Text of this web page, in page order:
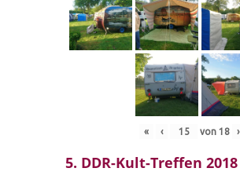
« ‹ von 18 ›
5. DDR-Kult-Treffen